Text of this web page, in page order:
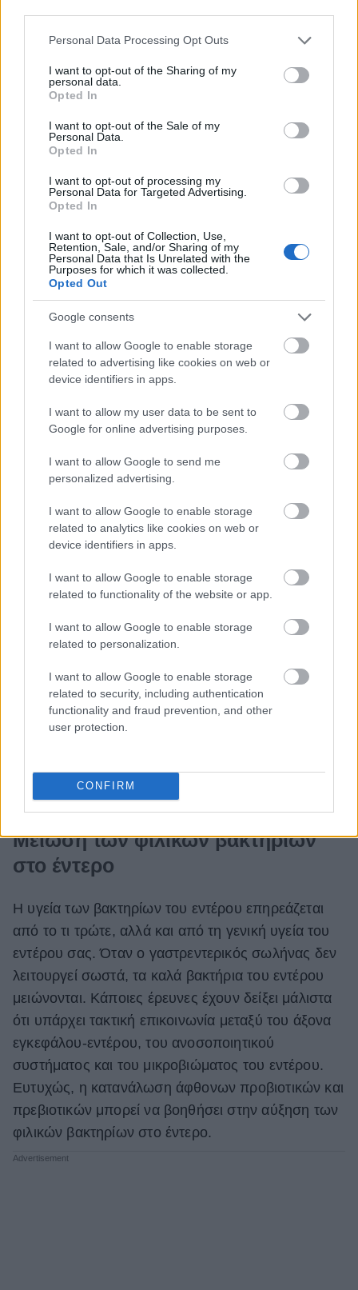
Please note that this website/app uses one or more Google
not limited to your visit or usage behaviour. You may click to
grant or deny consent to Google and its third-party tags to
use your data for below specified purposes in below Google
consent section.
Personal Data Processing Opt Outs
I want to opt-out of the Sharing of my
personal data.
Opted In
I want to opt-out of the Sale of my
Personal Data.
Opted In
I want to opt-out of processing my
Personal Data for Targeted Advertising.
Opted In
I want to opt-out of Collection, Use,
Retention, Sale, and/or Sharing of my
Personal Data that Is Unrelated with the
Purposes for which it was collected.
Opted Out
Google consents
I want to allow Google to enable storage
related to advertising like cookies on web or
device identifiers in apps.
I want to allow my user data to be sent to
Google for online advertising purposes.
I want to allow Google to send me
personalized advertising.
I want to allow Google to enable storage
related to analytics like cookies on web or
device identifiers in apps.
I want to allow Google to enable storage
related to functionality of the website or app.
I want to allow Google to enable storage
related to personalization.
I want to allow Google to enable storage
related to security, including authentication
functionality and fraud prevention, and other
user protection.
CONFIRM
Διαρροή εντέρου
Τα κύτταρα που επενδύουν το έντερο μας
λειτουργούν ως εμπόδιο για να κρατήσουμε έξω
απόβλητα. Ωστόσο, το στρες μπορεί να αυξήσει τη
αγχωμένοι είστε, τόσο πιο εύκολο είναι για τα
ανεπιθύμητα πράγματα να εισχωρήσουν στο
έντερό σας. Αυτό είναι ένα φαινόμενο που
ονομάζεται διαρροή εντέρου, η οποία μπορεί να
οδηγήσει σε περισσότερη φλεγμονή και δυσφορία.
Φούσκωμα
Όταν το σώμα στρεσάρεται, δίνει προτεραιότητα
στον εγκέφαλο και τους μύες. Η ροή του αίματος
είναι ισχυρότερη σε αυτές τις περιοχές, ενώ στο
έντερο μειώνεται. Αυτό μπορεί να μειώσει την
ικανότητα του γαστρεντερικού σωλήνα να
κινηθούν τα απόβλητα μέσω του γαστρεντερικού
σωλήνα.
Μείωση των φιλικών βακτηρίων
στο έντερο
Η υγεία των βακτηρίων του εντέρου επηρεάζεται
από το τι τρώτε, αλλά και από τη γενική υγεία του
εντέρου σας. Όταν ο γαστρεντερικός σωλήνας δεν
λειτουργεί σωστά, τα καλά βακτήρια του εντέρου
μειώνονται. Κάποιες έρευνες έχουν δείξει μάλιστα
ότι υπάρχει τακτική επικοινωνία μεταξύ του άξονα
εγκεφάλου-εντέρου, του ανοσοποιητικού
συστήματος και του μικροβιώματος του εντέρου.
Ευτυχώς, η κατανάλωση άφθονων προβιοτικών και
πρεβιοτικών μπορεί να βοηθήσει στην αύξηση των
φιλικών βακτηρίων στο έντερο.